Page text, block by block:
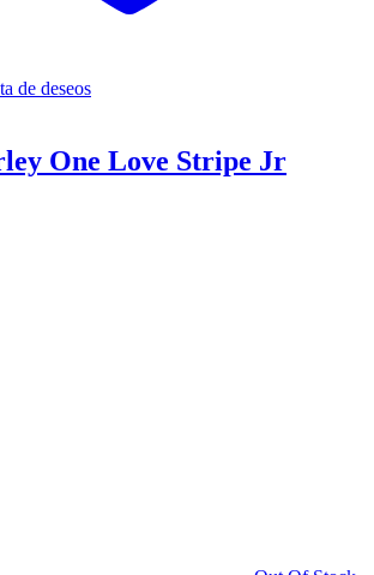
de deseos
One Love Stripe Jr